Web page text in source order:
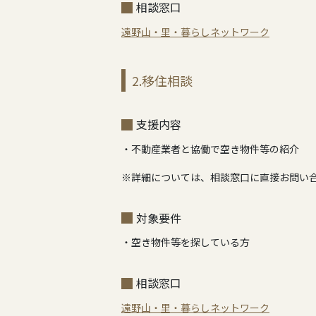
相談窓口
遠野山・里・暮らしネットワーク
2.移住相談
支援内容
・不動産業者と協働で空き物件等の紹介
※詳細については、相談窓口に直接お問い
対象要件
・空き物件等を探している方
相談窓口
遠野山・里・暮らしネットワーク